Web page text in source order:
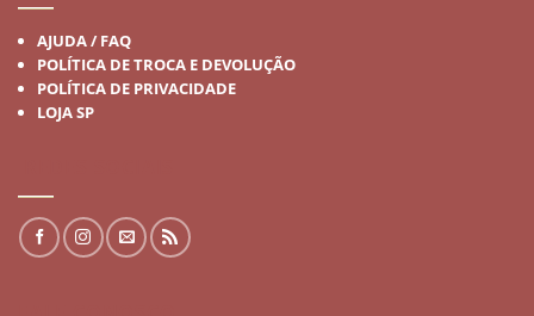
AJUDA / FAQ
POLÍTICA DE TROCA E DEVOLUÇÃO
POLÍTICA DE PRIVACIDADE
LOJA SP